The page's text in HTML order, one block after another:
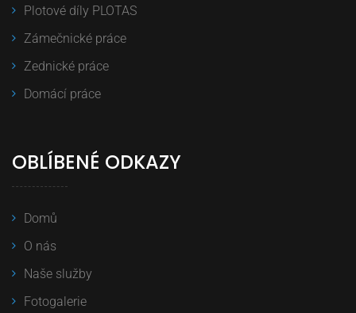
Plotové díly PLOTAS
Zámečnické práce
Zednické práce
Domácí práce
OBLÍBENÉ ODKAZY
Domů
O nás
Naše služby
Fotogalerie